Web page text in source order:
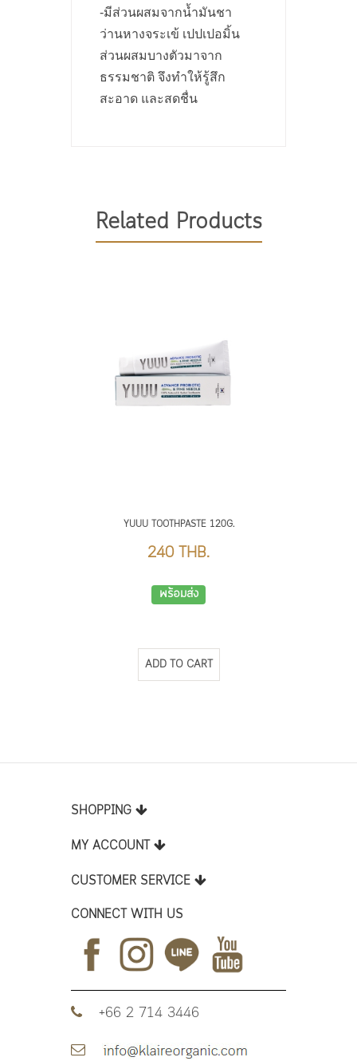
-มีส่วนผสมจากน้ำมันชา
ว่านหางจระเข้ เปปเปอมิ้น
ส่วนผสมบางตัวมาจาก
ธรรมชาติ จึงทำให้รู้สึก
สะอาด และสดชื่น
Silica, Water, Xylitol, Aloe
Barbadensis Leaf Extract*,
Cetraria Islandica (Iceland
Leaf Extract, Echinacea
Angustifolia (Echinacea) Extract,
Stevia Rebaudiana (Stevia)
Extract, Natural Flavor, Mentha
Potassium Sorbate (*=organic
ใช้เป็นประจำทุกวันอย่างต่อเนื่อง
Related Products
YUUU TOOTHPASTE 120G.
240 THB.
พร้อมส่ง
ADD TO CART
SHOPPING
MY ACCOUNT
CUSTOMER SERVICE
CONNECT WITH US
+66 2 714 3446